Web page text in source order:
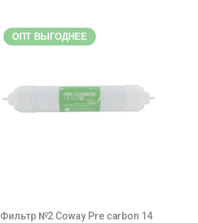
ОПТ ВЫГОДНЕЕ
Фильтр №2 Coway Pre carbon 14